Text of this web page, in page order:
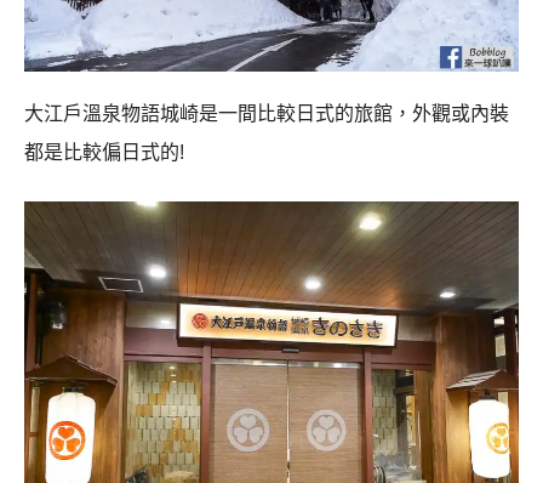
大江戶溫泉物語城崎是一間比較日式的旅館，外觀或內裝
都是比較偏日式的!